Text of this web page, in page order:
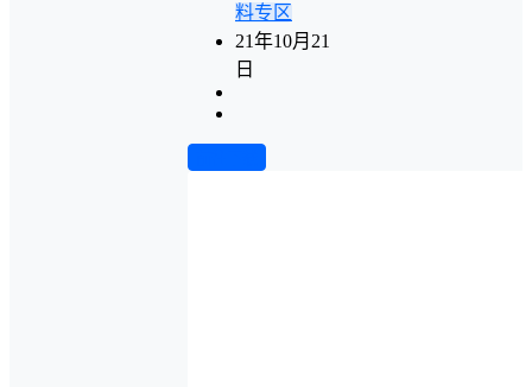
料专区
21年10月21
日